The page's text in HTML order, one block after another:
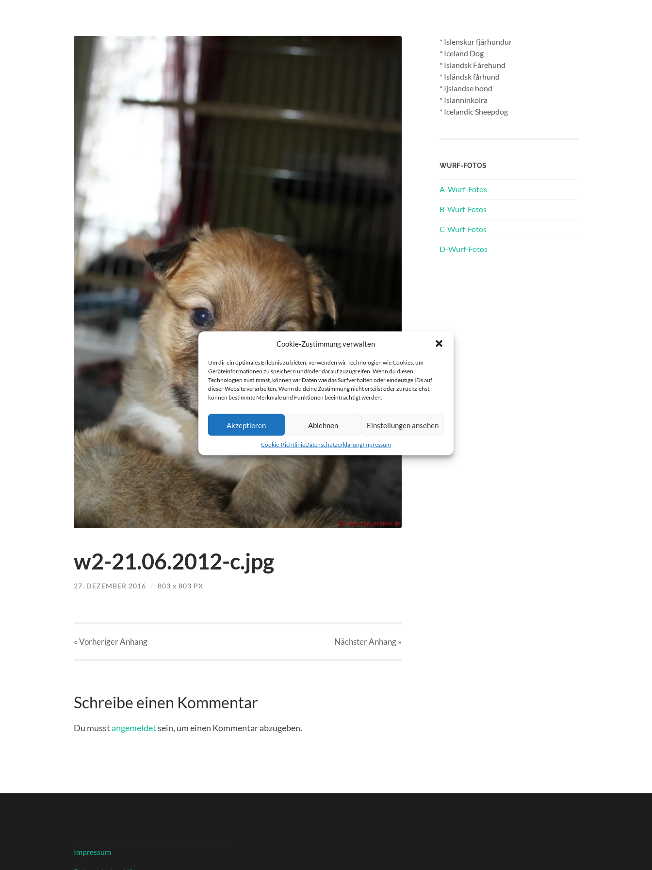
Cookie-Zustimmung verwalten
Um dir ein optimales Erlebnis zu bieten, verwenden wir Technologien wie Cookies, um
Geräteinformationen zu speichern und/oder darauf zuzugreifen. Wenn du diesen
Technologien zustimmst, können wir Daten wie das Surfverhalten oder eindeutige IDs auf
dieser Website verarbeiten. Wenn du deine Zustimmung nicht erteilst oder zurückziehst,
können bestimmte Merkmale und Funktionen beeinträchtigt werden.
Akzeptieren Ablehnen Einstellungen ansehen
Cookie-RichtlinieDatenschutzerklärungImpressum
w2-21.06.2012-c.jpg
27. DEZEMBER 2016 / 803 x 803 PX
« VorherigerAnhang NächsterAnhang»
Schreibe einen Kommentar
Du musstangemeldetsein, um einen Kommentar abzugeben.
* Islenskur fjárhundur
* Iceland Dog
* Islandsk Fårehund
* Isländsk fårhund
* Ijslandse hond
* Islanninkoira
* Icelandic Sheepdog
WURF-FOTOS
A-Wurf-Fotos
B-Wurf-Fotos
C-Wurf-Fotos
D-Wurf-Fotos
Impressum